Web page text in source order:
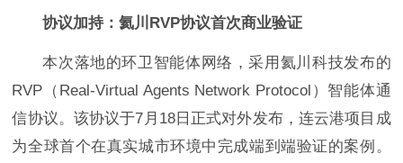
协议加持：氦川RVP协议首次商业验证
本次落地的环卫智能体网络，采用氦川科技发布的
RVP（Real-Virtual Agents Network Protocol）智能体通
信协议。该协议于7月18日正式对外发布，连云港项目成
为全球首个在真实城市环境中完成端到端验证的案例。